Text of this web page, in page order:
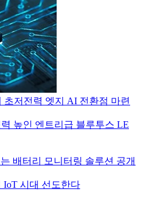
초저전력 엣지 AI 전환점 마련
높인 엔트리급 블루투스 LE
배터리 모니터링 솔루션 공개
IoT 시대 선도한다